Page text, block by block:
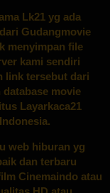
Lk21 yg ada
Gudangmovie
menyimpan file
kami sendiri
link tersebut dari
movie
Layarkaca21
web hiburan yg
dan terbaru
Cinemaindo atau